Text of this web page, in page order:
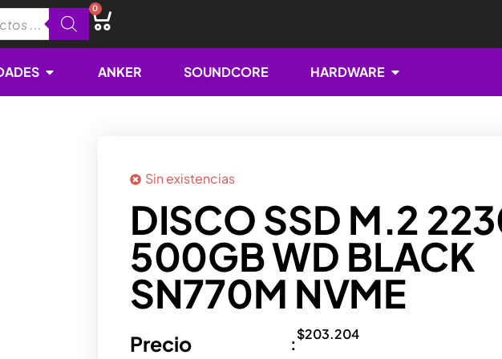
0
Cart
Open NOVEDADES
ANKER SOUNDCORE HARDWARE Open HARDWARE
Sin existencias
DISCO SSD M.2
500GB WD BLACK
SN770M NVME
Precio :$203.204